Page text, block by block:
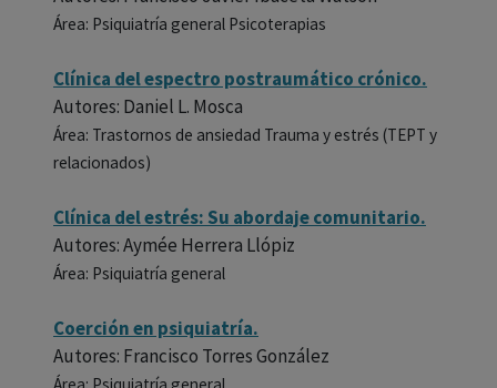
Área: Psiquiatría general Psicoterapias
Clínica del espectro postraumático crónico.
Autores: Daniel L. Mosca
Área: Trastornos de ansiedad Trauma y estrés (TEPT y
relacionados)
Clínica del estrés: Su abordaje comunitario.
Autores: Aymée Herrera Llópiz
Área: Psiquiatría general
Coerción en psiquiatría.
Autores: Francisco Torres González